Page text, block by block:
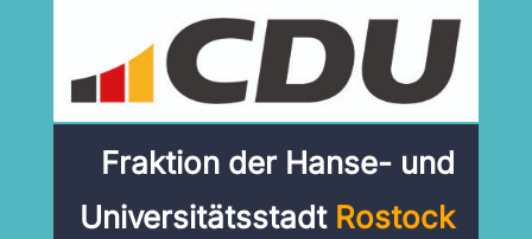
Fraktion der Hanse- und
Universitätsstadt Rostock